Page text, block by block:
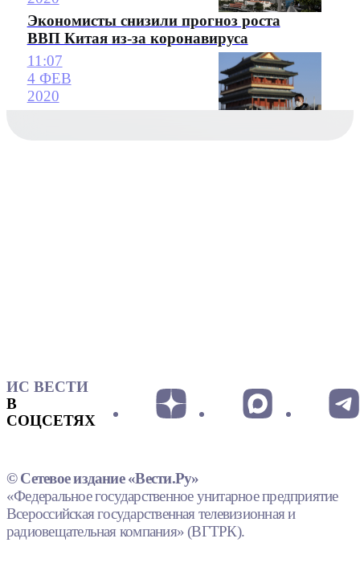
Экономисты снизили прогноз роста
ВВП Китая из-за коронавируса
11:07
4 ФЕВ
2020
ИС ВЕСТИ
В
СОЦСЕТЯХ
© Сетевое издание «Вести.Ру»
«Федеральное государственное унитарное предприятие
Всероссийская государственная телевизионная и
радиовещательная компания» (ВГТРК).